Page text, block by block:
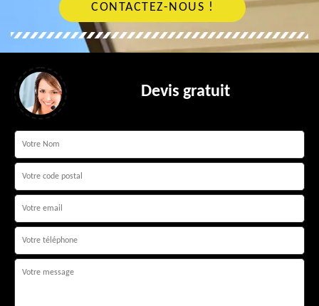
CONTACTEZ-NOUS !
Devis gratuit